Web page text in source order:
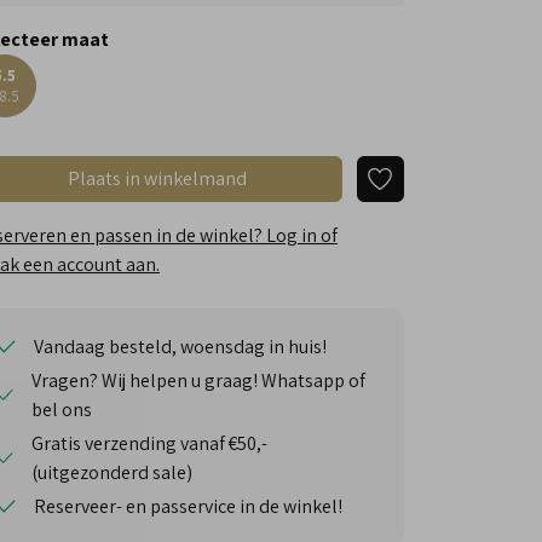
maat
Plaats in winkelmand
en passen in de winkel? Log in of
een account aan.
Vandaag besteld, woensdag in huis!
Vragen? Wij helpen u graag! Whatsapp of
bel ons
Gratis verzending vanaf €50,-
(uitgezonderd sale)
Reserveer- en passervice in de winkel!